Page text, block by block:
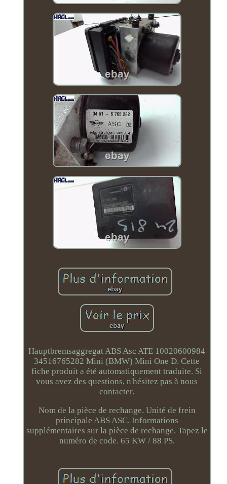
Hauptbremsaggregat ABS Asc ATE 10020600984
34516765282 Mini (BMW) Mini One D. Cette
fiche produit a été automatiquement traduite. Si
vous avez des questions, n'hésitez pas à nous
contacter.
Nom de la pièce de rechange. Unité de frein
principale ABS ASC. Informations
supplémentaires sur la pièce de rechange. Tapez le
numéro de code. 65 KW / 88 PS.